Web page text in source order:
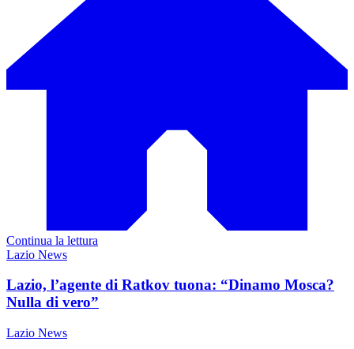
Continua la lettura
Lazio News
Lazio, l’agente di Ratkov tuona: “Dinamo Mosca?
Nulla di vero”
Lazio News